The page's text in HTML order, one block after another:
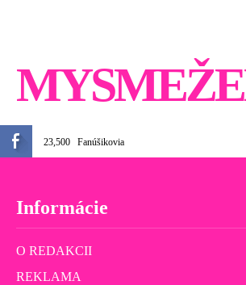
23,500 Fanúšikovia
Informácie
O REDAKCII
REKLAMA